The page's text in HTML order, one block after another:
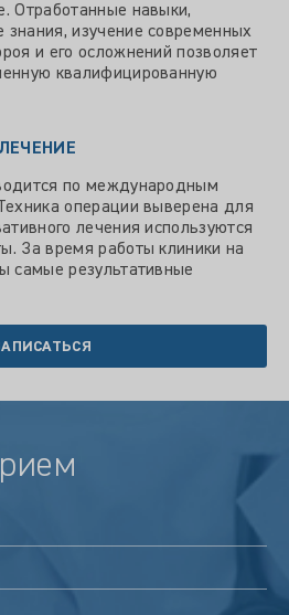
Отработанные навыки,
изучение современных
и его осложнений позволяет
квалифицированную
по международным
операции выверена для
лечения используются
За время работы клиники на
самые результативные